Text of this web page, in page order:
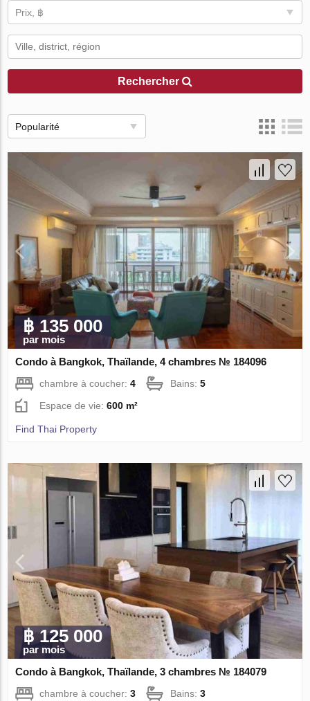
Prix, ฿
Rechercher
Popularité
฿ 135 000
par mois
Condo à Bangkok, Thaïlande, 4 chambres № 184096
chambre à coucher:4 Bains:5
Espace de vie:600 m²
Find Thai Property
฿ 125 000
par mois
Condo à Bangkok, Thaïlande, 3 chambres № 184079
chambre à coucher:3 Bains:3